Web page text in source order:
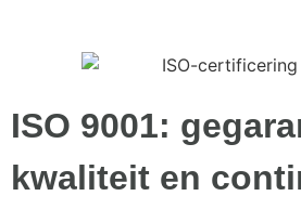
ISO 9001:
kwaliteit en